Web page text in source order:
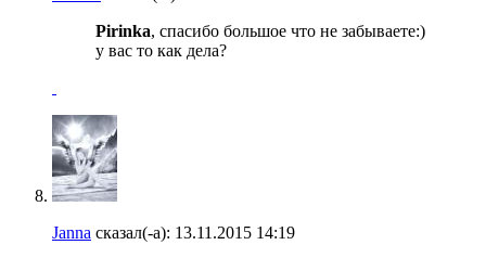
Pirinka, спасибо большое что не забываете:)
у вас то как дела?
Janna сказал(-а): 13.11.2015 14:19